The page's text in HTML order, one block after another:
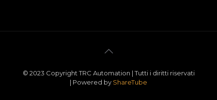
© 2023 Copyright TRC Automation | Tutti i diritti riservati
| Powered by ShareTube